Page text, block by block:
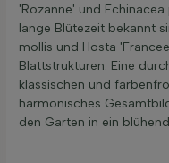
'Rozanne' und
lange Blütezeit bekannt
mollis und Hosta
Blattstrukturen. Eine
klassischen und
harmonisches
den Garten in ein